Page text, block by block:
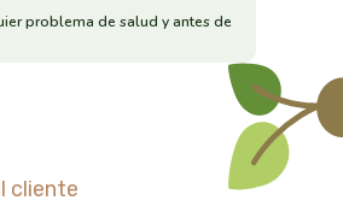
problema de salud y antes de
cliente